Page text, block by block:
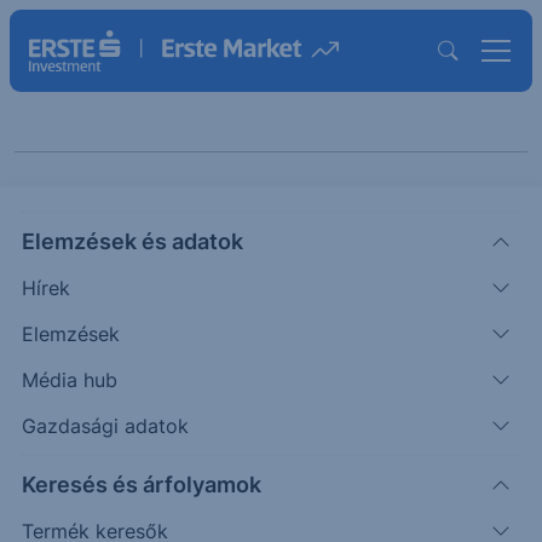
Elemzések és adatok
Hírek
Elemzések
Média hub
Gazdasági adatok
Keresés és árfolyamok
Termék keresők
témában
HotSpot piaci körkép -
2022.10.17. Gyorsjelentések, gazdasági mutatók,